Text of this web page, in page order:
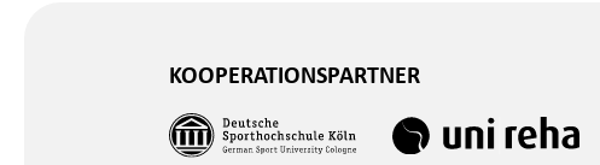
KOOPERATIONSPARTNER